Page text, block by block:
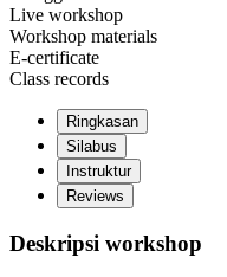
Live workshop
Workshop materials
E-certificate
Class records
Ringkasan
Silabus
Instruktur
Reviews
Deskripsi workshop